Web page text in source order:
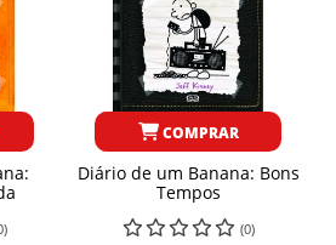
COMPRAR
Diário de um Banana: Bons
Tempos
(0)